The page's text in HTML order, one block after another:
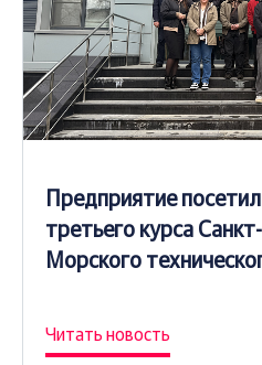
Предприятие
третьего курса
Морского
Читать новость